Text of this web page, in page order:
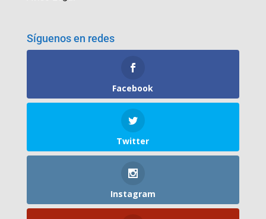
Síguenos en redes
Facebook
Twitter
Instagram